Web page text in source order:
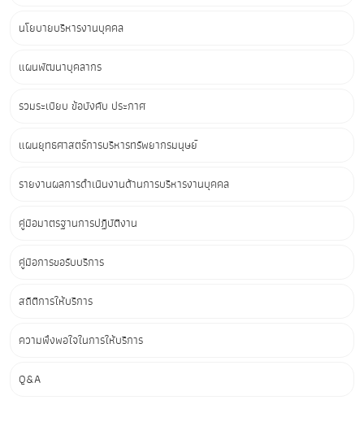
นโยบายบริหารงานบุคคล
แผนพัฒนาบุคลากร
รวมระเบียบ ข้อบังคับ ประกาศ
แผนยุทธศาสตร์การบริหารทรัพยากรมนุษย์
รายงานผลการดำเนินงานด้านการบริหารงานบุคคล
คู่มือมาตรฐานการปฏิบัติงาน
คู่มือการขอรับบริการ
สถิติการให้บริการ
ความพึงพอใจในการให้บริการ
Q&A